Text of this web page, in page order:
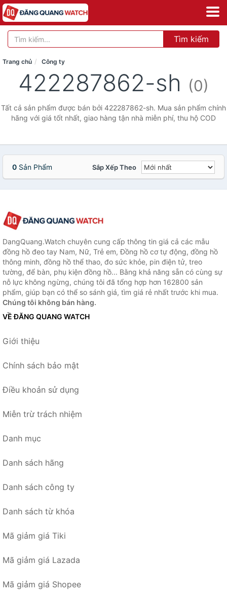
Tìm kiếm
Trang chủ Công ty
422287862-sh (0)
Tất cả sản phẩm được bán bởi 422287862-sh. Mua sản phẩm chính
hãng với giá tốt nhất, giao hàng tận nhà miễn phí, thu hộ COD
0 Sản Phẩm Sắp Xếp Theo
DangQuang.Watch chuyên cung cấp thông tin giá cả các mẫu
đồng hồ đeo tay Nam, Nữ, Trẻ em, Đồng hồ cơ tự động, đồng hồ
thông minh, đồng hồ thể thao, đo sức khỏe, pin điện tử, treo
tường, để bàn, phụ kiện đồng hồ... Bằng khả năng sẵn có cùng sự
nỗ lực không ngừng, chúng tôi đã tổng hợp hơn 162800 sản
phẩm, giúp bạn có thể so sánh giá, tìm giá rẻ nhất trước khi mua.
Chúng tôi không bán hàng.
VỀ ĐĂNG QUANG WATCH
Giới thiệu
Chính sách bảo mật
Điều khoản sử dụng
Miễn trừ trách nhiệm
Danh mục
Danh sách hãng
Danh sách công ty
Danh sách từ khóa
Mã giảm giá Tiki
Mã giảm giá Lazada
Mã giảm giá Shopee